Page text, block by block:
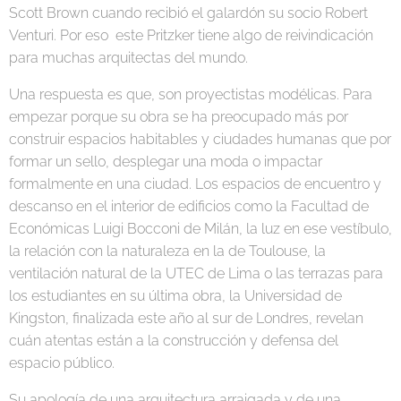
Scott Brown cuando recibió el galardón su socio Robert
Venturi. Por eso este Pritzker tiene algo de reivindicación
para muchas arquitectas del mundo.
Una respuesta es que, son proyectistas modélicas. Para
empezar porque su obra se ha preocupado más por
construir espacios habitables y ciudades humanas que por
formar un sello, desplegar una moda o impactar
formalmente en una ciudad. Los espacios de encuentro y
descanso en el interior de edificios como la Facultad de
Económicas Luigi Bocconi de Milán, la luz en ese vestíbulo,
la relación con la naturaleza en la de Toulouse, la
ventilación natural de la UTEC de Lima o las terrazas para
los estudiantes en su última obra, la Universidad de
Kingston, finalizada este año al sur de Londres, revelan
cuán atentas están a la construcción y defensa del
espacio público.